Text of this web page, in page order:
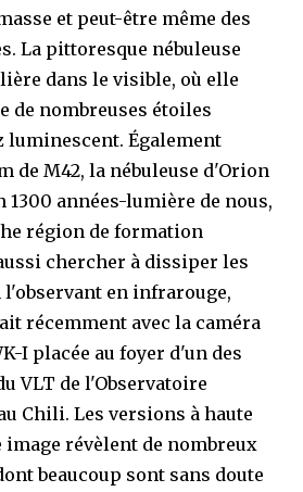
et peut-être même des
La pittoresque nébuleuse
dans le visible, où elle
de nombreuses étoiles
luminescent. Également
de M42, la nébuleuse d'Orion
1300 années-lumière de nous,
région de formation
chercher à dissiper les
en infrarouge,
récemment avec la caméra
I placée au foyer d'un des
VLT de l'Observatoire
Chili. Les versions à haute
révèlent de nombreux
beaucoup sont sans doute